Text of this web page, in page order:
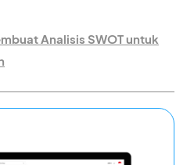
Analisis SWOT untuk